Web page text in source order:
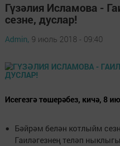
Гүзәлия Исламова -
сезне, дуслар!
Admin, 9 июль 2018 - 09:40
Исегезгә төшерәбез, кичә, 8
Бәйрәм белән котлыйм
Гаиләгезнең теләп